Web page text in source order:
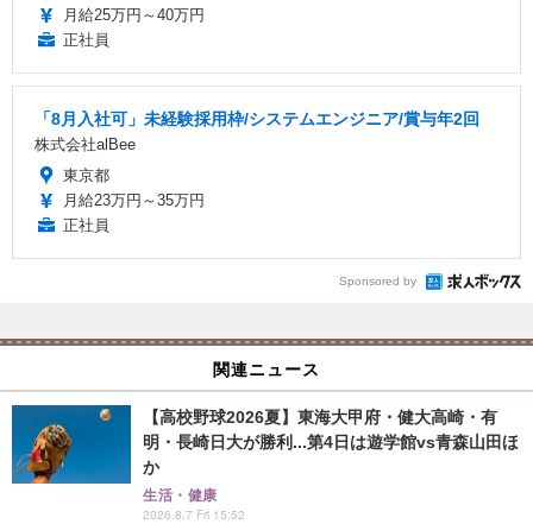
月給25万円～40万円
正社員
「8月入社可」未経験採用枠/システムエンジニア/賞与年2回
株式会社alBee
東京都
月給23万円～35万円
正社員
Sponsored by
関連ニュース
【高校野球2026夏】東海大甲府・健大高崎・有
明・長崎日大が勝利...第4日は遊学館vs青森山田ほ
か
生活・健康
2026.8.7 Fri 15:52